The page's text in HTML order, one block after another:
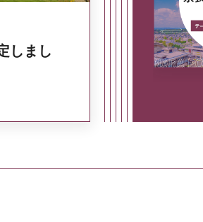
しまし